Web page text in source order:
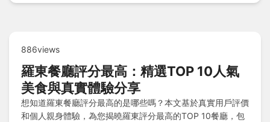
886views
羅東餐廳評分最高：精選TOP 10人氣
美食與真實體驗分享
想知道羅東餐廳評分最高的是哪些嗎？本文基於真實用戶評價
和個人親身體驗，為您揭曉羅東評分最高的TOP 10餐廳，包